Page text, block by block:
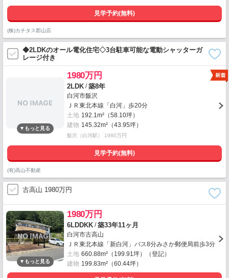
見学予約(無料)
(株)カチタス郡山店
◆2LDKのオール電化住宅◇3台駐車可能な電動シャッターガ
レージ付き
1980万円
2LDK /築8年
白河市飯沢
ＪＲ東北本線「白河」歩20分
土地 192.1m²（58.10坪）
建物 145.32m²（43.95坪）
飯沢（白河駅） 1980万円
見学予約(無料)
(有)高山不動産
古高山 1980万円
1980万円
6LDDKK /築33年11ヶ月
白河市古高山
ＪＲ東北本線「新白河」バス8分みさか郵便局前歩3分
土地 660.88m²（199.91坪）（登記）
建物 199.83m²（60.44坪）